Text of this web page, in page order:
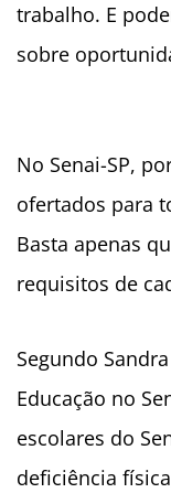
trabalho. E
sobre
No Senai-SP,
ofertados para
Basta apenas
requisitos de
Segundo
Educação no
escolares do
deficiência